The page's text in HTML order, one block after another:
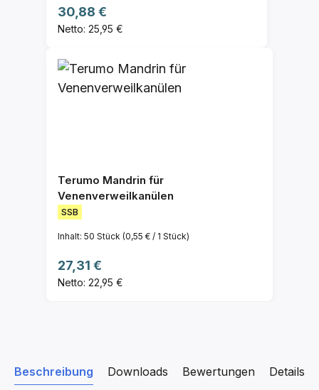
Regulärer Preis:
30,88 €
Netto: 25,95 €
Terumo Mandrin für
Venenverweilkanülen
SSB
Inhalt: 50 Stück (0,55 € / 1 Stück)
Regulärer Preis:
27,31 €
Netto: 22,95 €
Beschreibung Downloads Details
Bewertungen